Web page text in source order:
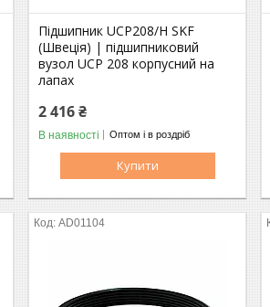
Підшипник UCP208/H SKF
(Швеція) | підшипниковий
вузол UCP 208 корпусний на
лапах
2 416 ₴
В наявності Оптом і в роздріб
Купити
AD01104